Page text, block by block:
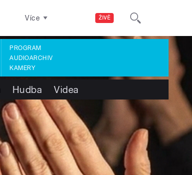
ŽIVĚ
Více
PROGRAM
AUDIOARCHIV
KAMERY
Hudba Videa